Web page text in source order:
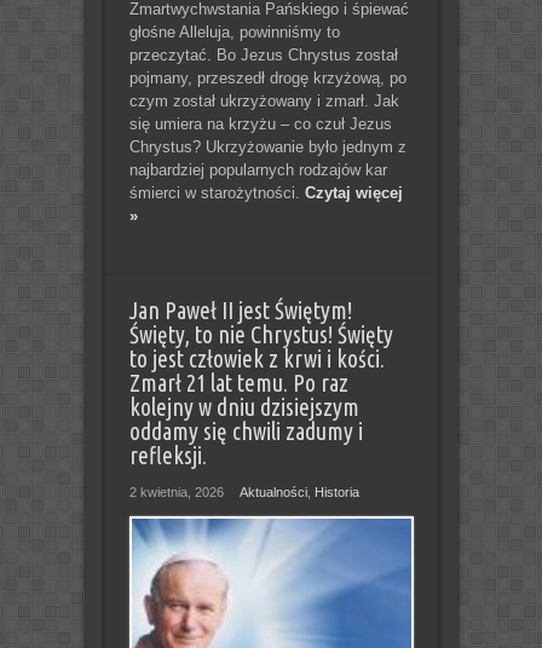
Zmartwychwstania Pańskiego i śpiewać
głośne Alleluja, powinniśmy to
przeczytać. Bo Jezus Chrystus został
pojmany, przeszedł drogę krzyżową, po
czym został ukrzyżowany i zmarł. Jak
się umiera na krzyżu – co czuł Jezus
Chrystus? Ukrzyżowanie było jednym z
najbardziej popularnych rodzajów kar
śmierci w starożytności. Czytaj więcej
»
Jan Paweł II jest Świętym!
Święty, to nie Chrystus! Święty
to jest człowiek z krwi i kości.
Zmarł 21 lat temu. Po raz
kolejny w dniu dzisiejszym
oddamy się chwili zadumy i
refleksji.
2 kwietnia, 2026 Aktualności, Historia